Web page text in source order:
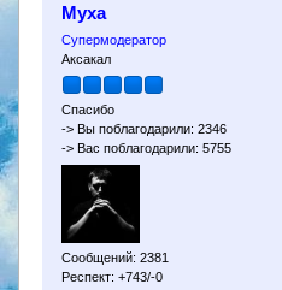
Муха
Супермодератор
Аксакал
Спасибо
-> Вы поблагодарили: 2346
-> Вас поблагодарили: 5755
Сообщений: 2381
Респект: +743/-0